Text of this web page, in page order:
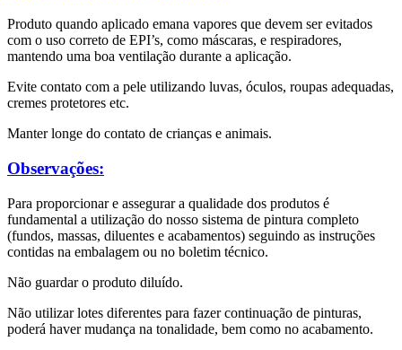
Produto quando aplicado emana vapores que devem ser evitados
com o uso correto de EPI’s, como máscaras, e respiradores,
mantendo uma boa ventilação durante a aplicação.
Evite contato com a pele utilizando luvas, óculos, roupas adequadas,
cremes protetores etc.
Manter longe do contato de crianças e animais.
Observações:
Para proporcionar e assegurar a qualidade dos produtos é
fundamental a utilização do nosso sistema de pintura completo
(fundos, massas, diluentes e acabamentos) seguindo as instruções
contidas na embalagem ou no boletim técnico.
Não guardar o produto diluído.
Não utilizar lotes diferentes para fazer continuação de pinturas,
poderá haver mudança na tonalidade, bem como no acabamento.